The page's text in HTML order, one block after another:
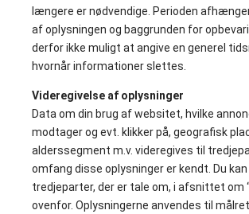
længere er nødvendige. Perioden
af oplysningen og baggrunden for
derfor ikke muligt at angive en generel
hvornår informationer slettes.
Videregivelse af oplysninger
Data om din brug af websitet, hvilke
modtager og evt. klikker på, geografisk
alderssegment m.v. videregives til
omfang disse oplysninger er kendt. Du kan
tredjeparter, der er tale om, i afsnittet om
ovenfor. Oplysningerne anvendes til